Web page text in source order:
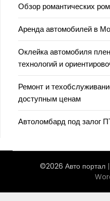
Обзор романтических
Аренда автомобилей в
Оклейка автомобиля
технологий и
Ремонт и
доступным ценам
Автоломбард под залог
©2026 Авто портал